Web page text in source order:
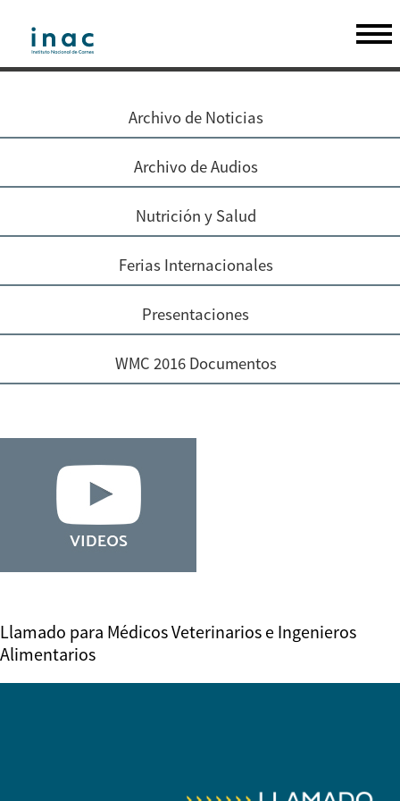
Archivo de Noticias
Archivo de Audios
Nutrición y Salud
Ferias Internacionales
Presentaciones
WMC 2016 Documentos
Llamado para Médicos Veterinarios e Ingenieros
Alimentarios